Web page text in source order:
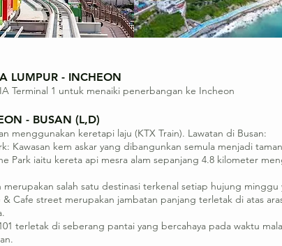
LUMPUR - INCHEON
Terminal 1 untuk menaiki penerbangan ke Incheon
- BUSAN (L,D)
menggunakan keretapi laju (KTX Train). Lawatan di Busan:
Kawasan kem askar yang dibangunkan semula menjadi
Park iaitu kereta api mesra alam sepanjang 4.8 kilometer
merupakan salah satu destinasi terkenal setiap hujung
Cafe street merupakan jambatan panjang terletak di atas
terletak di seberang pantai yang bercahaya pada waktu